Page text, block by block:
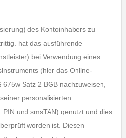
des Kontoinhabers zu
hat das ausführende
bei Verwendung eines
(hier das Online-
Satz 2 BGB nachzuweisen,
personalisierten
PIN und smsTAN) genutzt und dies
worden ist. Diesen